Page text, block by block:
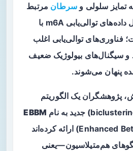
تمایز سلولی و سرطان مرتبط
باشد. با این حال، تحلیل داده‌های توالی‌یابی m6A با
فناوری‌های توالی‌یابی اغلب
و سیگنال‌های بیولوژیک ضعیف
پنهان می‌شوند.
پژوهشگران یک الگوریتم
EBBM
(Enhanced Beta-Binomial Model) ارائه کرده‌اند
هم‌متیلاسیون—یعنی